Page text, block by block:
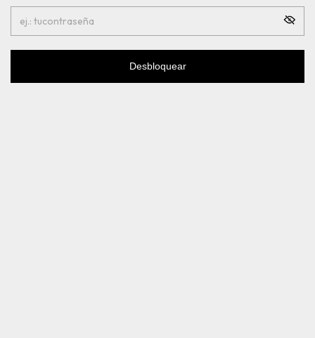
Desbloquear